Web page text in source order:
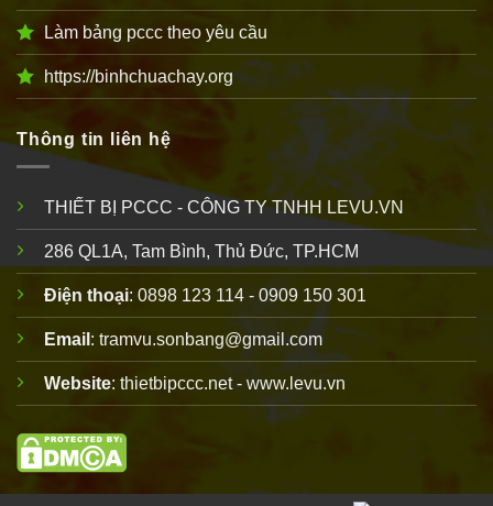
Làm bảng pccc theo yêu cầu
https://binhchuachay.org
Thông tin liên hệ
THIẾT BỊ PCCC - CÔNG TY TNHH LEVU.VN
286 QL1A, Tam Bình, Thủ Đức, TP.HCM
Điện thoại: 0898 123 114 - 0909 150 301
Email : tramvu.sonbang@gmail.com
Website: thietbipccc.net - www.levu.vn